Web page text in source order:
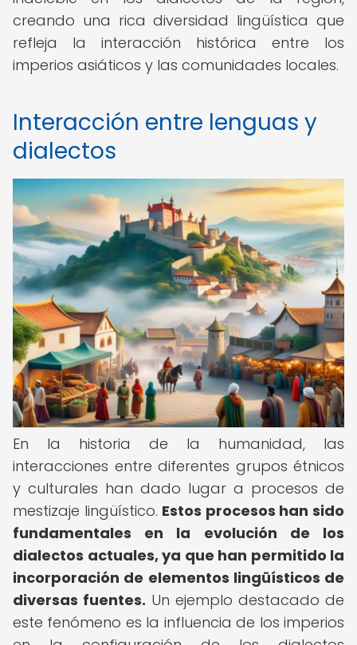
creando una rica diversidad lingüística que
refleja la interacción histórica entre los
imperios asiáticos y las comunidades locales.
Interacción entre lenguas y
dialectos
En la historia de la humanidad, las
interacciones entre diferentes grupos étnicos
y culturales han dado lugar a procesos de
mestizaje lingüístico. Estos procesos han sido
fundamentales en la evolución de los
dialectos actuales, ya que han permitido la
incorporación de elementos lingüísticos de
diversas fuentes. Un ejemplo destacado de
este fenómeno es la influencia de los imperios